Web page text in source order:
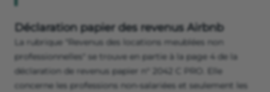
Déclaration papier des revenus Airbnb
La rubrique "Revenus des locations meublées non
professionnelles" se trouve en partie à la page 4 de la
déclaration de revenus papier n° 2042 C PRO. Elle
concerne les professions non-salariées et seulement les